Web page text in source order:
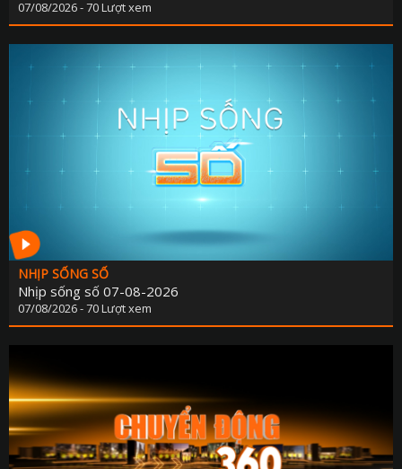
07/08/2026 - 70 Lượt xem
NHỊP SỐNG SỐ
Nhịp sống số 07-08-2026
07/08/2026 - 70 Lượt xem